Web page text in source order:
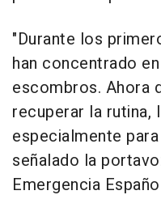
"Durante los
han concentrado
escombros. Ahora
recuperar la rutina,
especialmente
señalado la
Emergencia